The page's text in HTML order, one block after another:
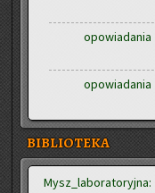
opowiadania
opowiadania
BIBLIOTEKA
Mysz_laboratoryjna: